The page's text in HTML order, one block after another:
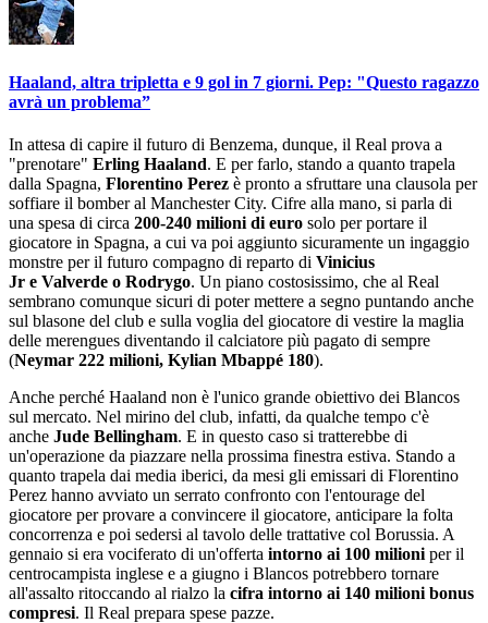
Haaland, altra tripletta e 9 gol in 7 giorni. Pep: "Questo ragazzo
avrà un problema”
In attesa di capire il futuro di Benzema, dunque, il Real prova a
"prenotare" Erling Haaland. E per farlo, stando a quanto trapela
dalla Spagna, Florentino Perez è pronto a sfruttare una clausola per
soffiare il bomber al Manchester City. Cifre alla mano, si parla di
una spesa di circa 200-240 milioni di euro solo per portare il
giocatore in Spagna, a cui va poi aggiunto sicuramente un ingaggio
monstre per il futuro compagno di reparto di Vinicius
Jr e Valverde o Rodrygo. Un piano costosissimo, che al Real
sembrano comunque sicuri di poter mettere a segno puntando anche
sul blasone del club e sulla voglia del giocatore di vestire la maglia
delle merengues diventando il calciatore più pagato di sempre
(Neymar 222 milioni, Kylian Mbappé 180).
Anche perché Haaland non è l'unico grande obiettivo dei Blancos
sul mercato. Nel mirino del club, infatti, da qualche tempo c'è
anche Jude Bellingham. E in questo caso si tratterebbe di
un'operazione da piazzare nella prossima finestra estiva. Stando a
quanto trapela dai media iberici, da mesi gli emissari di Florentino
Perez hanno avviato un serrato confronto con l'entourage del
giocatore per provare a convincere il giocatore, anticipare la folta
concorrenza e poi sedersi al tavolo delle trattative col Borussia. A
gennaio si era vociferato di un'offerta intorno ai 100 milioni per il
centrocampista inglese e a giugno i Blancos potrebbero tornare
all'assalto ritoccando al rialzo la cifra intorno ai 140 milioni bonus
compresi. Il Real prepara spese pazze.